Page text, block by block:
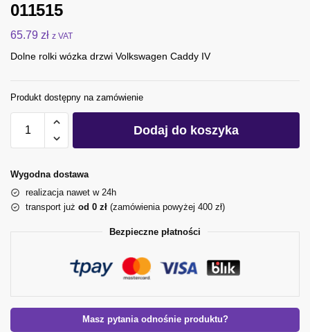
011515
65.79 zł z VAT
Dolne rolki wózka drzwi Volkswagen Caddy IV
Produkt dostępny na zamówienie
Dodaj do koszyka
Wygodna dostawa
realizacja nawet w 24h
transport już od 0 zł (zamówienia powyżej 400 zł)
Bezpieczne płatności
Masz pytania odnośnie produktu?